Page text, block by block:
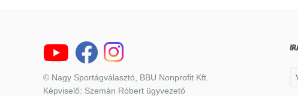
© Nagy Sportágválasztó, BBU Nonprofit Kft.
Képviselő: Szemán Róbert ügyvezető